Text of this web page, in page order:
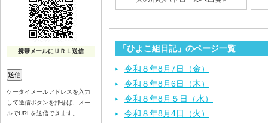
「ひよこ組日記」のページ一覧
令和８年8月7日（金）
令和８年8月6日（木）
令和８年8月５日（水）
令和８年8月4日（火）
携帯メールにＵＲＬ送信
ケータイメールアドレスを入力
して送信ボタンを押せば、メー
ルでURLを送信できます。